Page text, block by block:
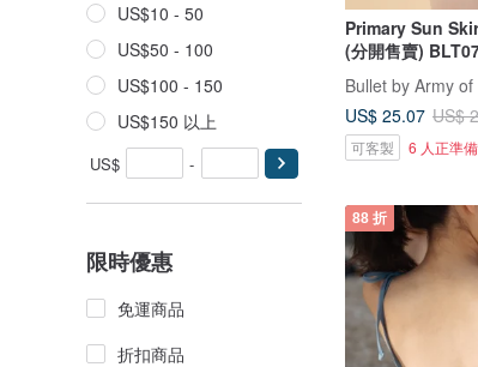
US$10 - 50
US$50 - 100
US$100 - 150
US$150 以上
US$ -
限時優惠
免運商品
折扣商品
Primary Sun
(分開售賣)
Bullet by Army
US$ 25.07 US$
可客製 6 人正準
88 折